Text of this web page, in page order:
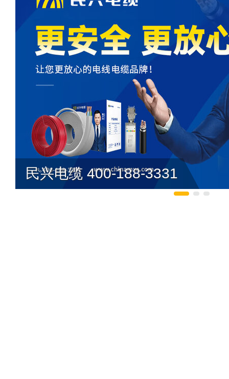
民兴电缆 400-188-3331